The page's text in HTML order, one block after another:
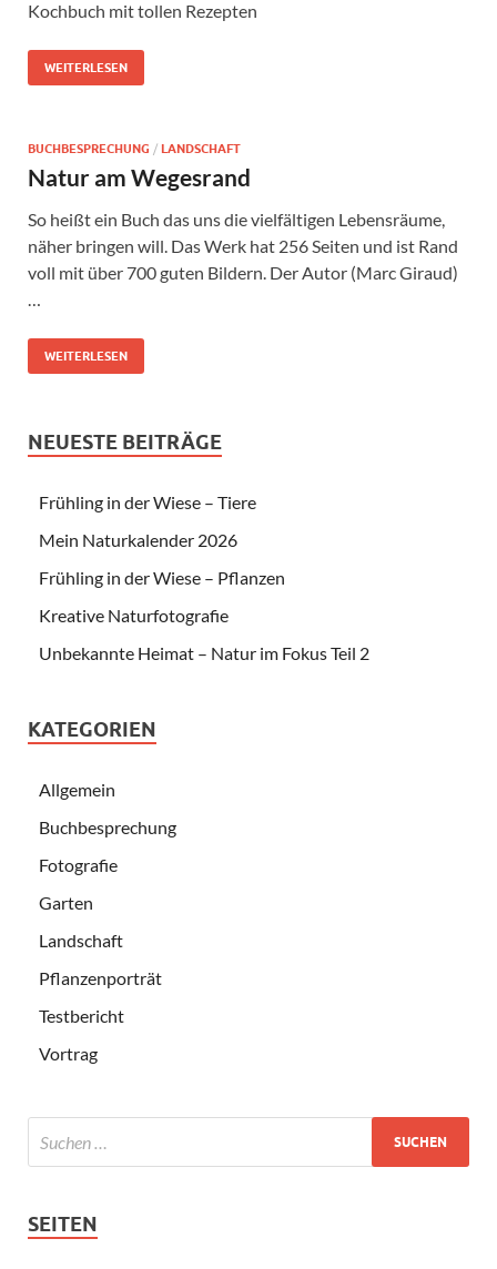
Kochbuch mit tollen Rezepten
WEITERLESEN
BUCHBESPRECHUNG / LANDSCHAFT
Natur am Wegesrand
So heißt ein Buch das uns die vielfältigen Lebensräume,
näher bringen will. Das Werk hat 256 Seiten und ist Rand
voll mit über 700 guten Bildern. Der Autor (Marc Giraud)
…
WEITERLESEN
NEUESTE BEITRÄGE
Frühling in der Wiese – Tiere
Mein Naturkalender 2026
Frühling in der Wiese – Pflanzen
Kreative Naturfotografie
Unbekannte Heimat – Natur im Fokus Teil 2
KATEGORIEN
Allgemein
Buchbesprechung
Fotografie
Garten
Landschaft
Pflanzenporträt
Testbericht
Vortrag
SEITEN